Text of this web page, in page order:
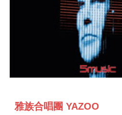
雅族合唱團 YAZOO